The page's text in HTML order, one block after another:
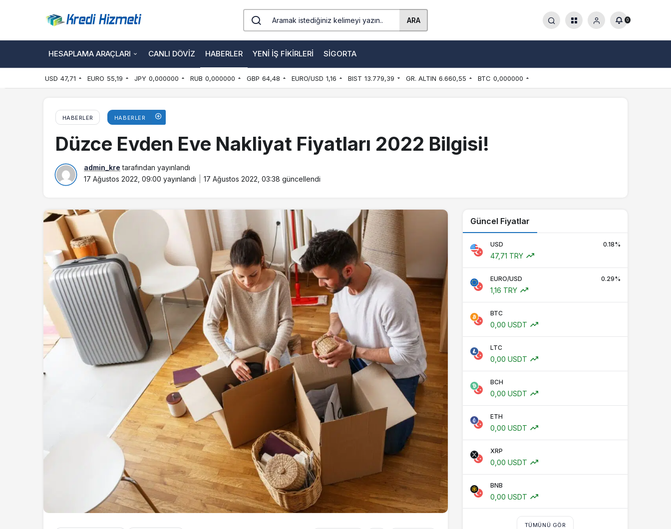
ARA 0
HESAPLAMA ARAÇLARI CANLI DÖVIZ HABERLER YENI İŞ FIKIRLERI SIGORTA
USD 47,71 EURO 55,19 JPY 0,000000 RUB 0,000000 GBP 64,48 EURO/USD 1,16 BIST 13.779,39 GR. ALTIN 6.660,55 BTC 0,000000
HABERLER HABERLER
Düzce Evden Eve Nakliyat Fiyatları 2022 Bilgisi!
admin_kre tarafından yayınlandı
17 Ağustos 2022, 09:00 yayınlandı 17 Ağustos 2022, 03:38 güncellendi
Güncel Fiyatlar
USD 0.18%
47,71 TRY
EURO/USD 0.29%
1,16 TRY
BTC
0,00 USDT
LTC
0,00 USDT
BCH
0,00 USDT
ETH
0,00 USDT
XRP
0,00 USDT
BNB
0,00 USDT
TÜMÜNÜ GÖR